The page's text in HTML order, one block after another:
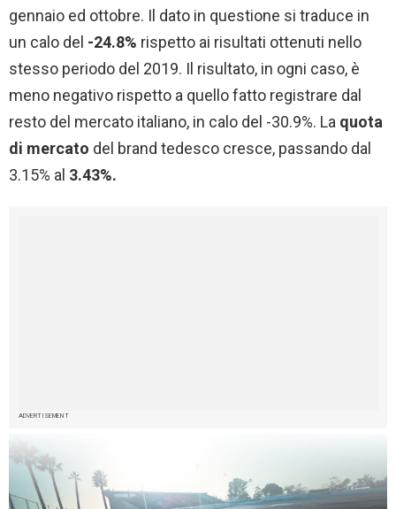
gennaio ed ottobre. Il dato in questione si traduce in
un calo del -24.8% rispetto ai risultati ottenuti nello
stesso periodo del 2019. Il risultato, in ogni caso, è
meno negativo rispetto a quello fatto registrare dal
resto del mercato italiano, in calo del -30.9%. La quota
di mercato del brand tedesco cresce, passando dal
3.15% al 3.43%.
ADVERTISEMENT